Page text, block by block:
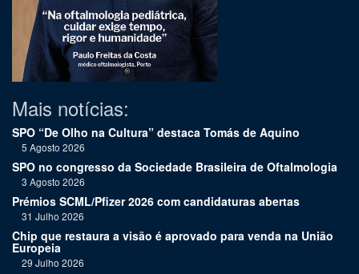
Mais notícias:
SPO “De Olho na Cultura” destaca Tomás de Aquino
5 Agosto 2026
SPO no congresso da Sociedade Brasileira de Oftalmologia
3 Agosto 2026
Prémios SCML/Pfizer 2026 com candidaturas abertas
31 Julho 2026
Chip que restaura a visão é aprovado para venda na União
Europeia
29 Julho 2026